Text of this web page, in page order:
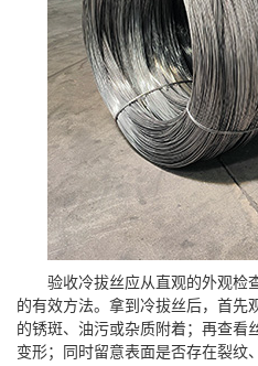
验收冷拔丝应从直观的外观检
的有效方法。拿到冷拔丝后，首先
的锈斑、油污或杂质附着；再查看
变形；同时留意表面是否存在裂纹